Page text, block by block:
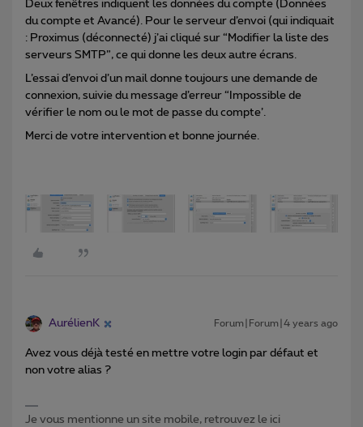
Deux fenêtres indiquent les données du compte (Données
du compte et Avancé). Pour le serveur d’envoi (qui indiquait
: Proximus (déconnecté) j’ai cliqué sur “Modifier la liste des
serveurs SMTP”, ce qui donne les deux autre écrans.
L’essai d’envoi d’un mail donne toujours une demande de
connexion, suivie du message d’erreur “Impossible de
vérifier le nom ou le mot de passe du compte’.
Merci de votre intervention et bonne journée.
AurélienK Forum|Forum|4 years ago
Avez vous déjà testé en mettre votre login par défaut et
non votre alias ?
Je vous mentionne un site mobile, retrouvez le ici